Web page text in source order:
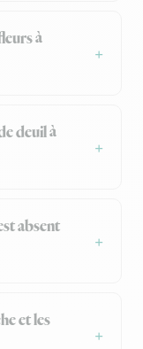
à
deuil à
absent
et les